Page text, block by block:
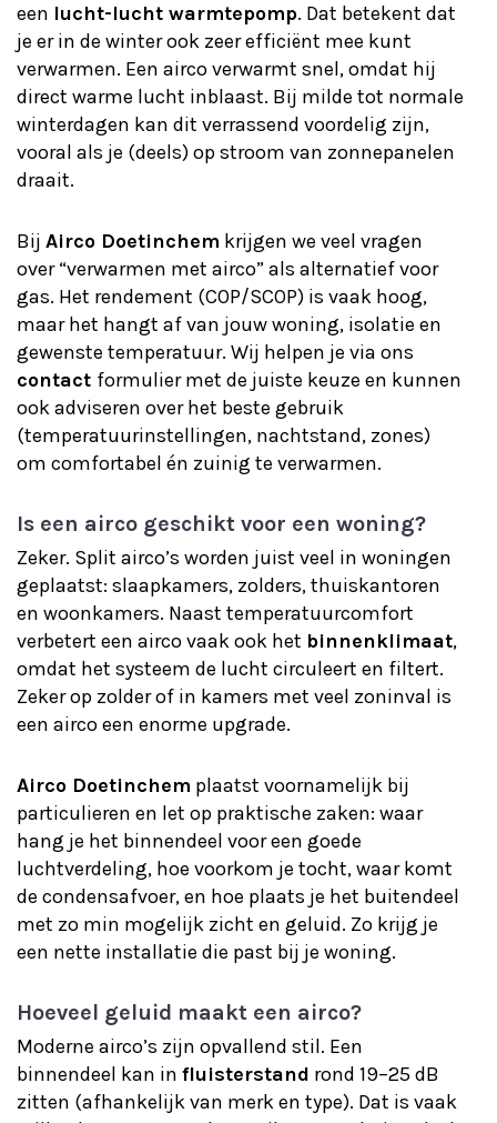
een lucht-lucht warmtepomp. Dat betekent dat
je er in de winter ook zeer efficiënt mee kunt
verwarmen. Een airco verwarmt snel, omdat hij
direct warme lucht inblaast. Bij milde tot normale
winterdagen kan dit verrassend voordelig zijn,
vooral als je (deels) op stroom van zonnepanelen
draait.
Bij Airco Doetinchem krijgen we veel vragen
over “verwarmen met airco” als alternatief voor
gas. Het rendement (COP/SCOP) is vaak hoog,
maar het hangt af van jouw woning, isolatie en
gewenste temperatuur. Wij helpen je via ons
contact formulier met de juiste keuze en kunnen
ook adviseren over het beste gebruik
(temperatuurinstellingen, nachtstand, zones)
om comfortabel én zuinig te verwarmen.
Is een airco geschikt voor een woning?
Zeker. Split airco’s worden juist veel in woningen
geplaatst: slaapkamers, zolders, thuiskantoren
en woonkamers. Naast temperatuurcomfort
verbetert een airco vaak ook het binnenklimaat,
omdat het systeem de lucht circuleert en filtert.
Zeker op zolder of in kamers met veel zoninval is
een airco een enorme upgrade.
Airco Doetinchem plaatst voornamelijk bij
particulieren en let op praktische zaken: waar
hang je het binnendeel voor een goede
luchtverdeling, hoe voorkom je tocht, waar komt
de condensafvoer, en hoe plaats je het buitendeel
met zo min mogelijk zicht en geluid. Zo krijg je
een nette installatie die past bij je woning.
Hoeveel geluid maakt een airco?
Moderne airco’s zijn opvallend stil. Een
binnendeel kan in fluisterstand rond 19–25 dB
zitten (afhankelijk van merk en type). Dat is vaak